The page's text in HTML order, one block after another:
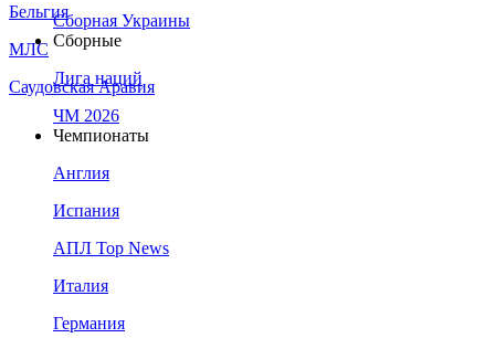
Бельгия
МЛС
Саудовская Аравия
Сборная Украины
Сборные
Лига наций
ЧМ 2026
Чемпионаты
Англия
Испания
АПЛ Top News
Италия
Германия